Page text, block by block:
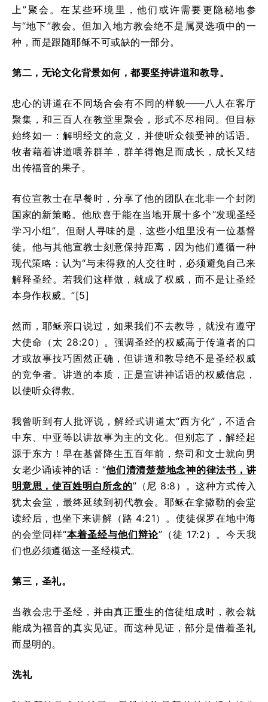
上”聚会。在某些环境里，他们或许需要更隐秘地参
与“地下”教会。但加入地方教会绝不是属灵选项中的一
种，而是跟随耶稣不可或缺的一部分。
第二，无论文化背景如何，都要坚持讲道和教导。
忠心的讲道在不同场合会有不同的样貌——八人在客厅
聚集，和三百人在教堂里聚会，形式不尽相同。但目标
始终如一：解明经文的意义，并使听众领受神的话语。
牧者藉着讲道喂养群羊，群羊得饱足而成长，成长又结
出传福音的果子。
有位宣教士在早餐时，分享了他的团队在北非一个封闭
国家的新策略。他欣喜于能在当地开展十多个“发现圣经
学习小组”。但耐人寻味的是，这些小组里没有一位基督
徒。他与其他宣教士刻意保持距离，因为他们遵循一种
现代策略：认为“与未得救的人交往时，必须避免自己来
解释圣经。若我们这样做，就成了权威，而不是让圣经
本身作权威。”[5]
然而，耶稣亲口说过，如果我们不去教导，就没有遵守
大使命（太 28:20）。强调圣经的权威高于传道者的口
才或故事技巧固然正确，但讲道和教导绝不是圣经权威
的竞争者。讲道的本质，正是宣讲神话语的权威信息，
以使听众得救。
我曾听到有人批评说，解经式讲道太“西方化”，不适合
中东、中亚等以讲故事为主的文化。但别忘了，解经起
源于东方！早在基督降生五百年前，祭司和文士就向男
女老少诵读神的话：“他们清清楚楚地念神的律法书，讲
明意思，使百姓明白所念的”（尼 8:8）。这种方式传入
犹太会堂，最终延续到初代教会。耶稣在拿撒勒的会堂
读经后，也坐下来讲解（路 4:21）。使徒保罗在地中海
的会堂同样“本着圣经与他们辩论”（徒 17:2）。今天我
们也必须遵循这一圣经模式。
第三，圣礼。
当教会忠于圣经，并由真正重生的信徒组成时，教会就
能成为福音的真实见证。而这种见证，部分是借着圣礼
而显明的。
洗礼